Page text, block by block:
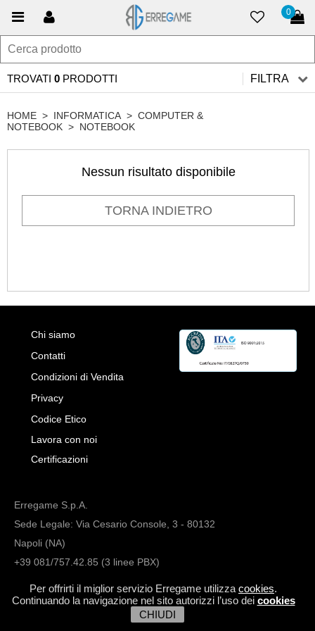
Per offrirti il miglior servizio Erregame utilizza cookies.
Continuando la navigazione nel sito autorizzi l’uso dei cookies
CHIUDI
0
TROVATI 0 PRODOTTI FILTRA
HOME > INFORMATICA > COMPUTER &
NOTEBOOK > NOTEBOOK
Nessun risultato disponibile
TORNA INDIETRO
Chi siamo
Contatti
Condizioni di Vendita
Privacy
Codice Etico
Lavora con noi
Certificazioni
Erregame S.p.A.
Sede Legale: Via Cesario Console, 3 - 80132
Napoli (NA)
+39 081/757.42.85 (3 linee PBX)